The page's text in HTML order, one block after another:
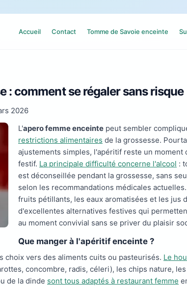
Accueil Contact Tomme de Savoie enceinte
: comment se régaler sans risque
2026
L'apero femme enceinte peut sembler
restrictions alimentaires de la grossesse.
ajustements simples, l'apéritif reste un moment
festif. La principale difficulté concerne l'alcool :
est déconseillée pendant la grossesse, sans
selon les recommandations médicales
fruits pétillants, les eaux aromatisées et les jus
d'excellentes alternatives festives qui
au moment convivial sans se priver du plaisir
Que manger à l'apéritif enceinte ?
choix vers des aliments cuits ou pasteurisés. Le
concombre, radis, céleri), les chips nature,
de la dinde sont tous adaptés à restaurant femme